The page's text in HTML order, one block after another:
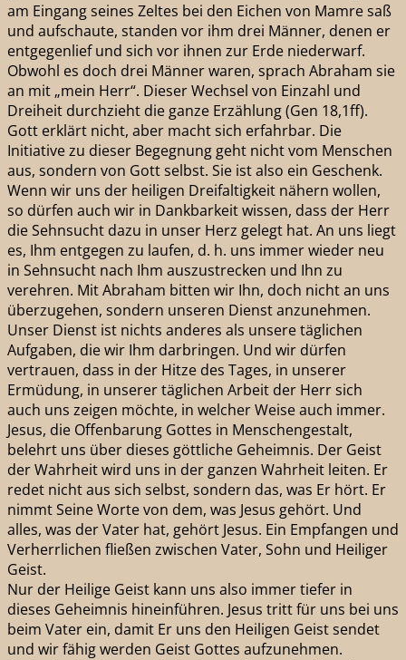
am Eingang seines Zeltes bei den Eichen von Mamre saß
und aufschaute, standen vor ihm drei Männer, denen er
entgegenlief und sich vor ihnen zur Erde niederwarf.
Obwohl es doch drei Männer waren, sprach Abraham sie
an mit „mein Herr“. Dieser Wechsel von Einzahl und
Dreiheit durchzieht die ganze Erzählung (Gen 18,1ff).
Gott erklärt nicht, aber macht sich erfahrbar. Die
Initiative zu dieser Begegnung geht nicht vom Menschen
aus, sondern von Gott selbst. Sie ist also ein Geschenk.
Wenn wir uns der heiligen Dreifaltigkeit nähern wollen,
so dürfen auch wir in Dankbarkeit wissen, dass der Herr
die Sehnsucht dazu in unser Herz gelegt hat. An uns liegt
es, Ihm entgegen zu laufen, d. h. uns immer wieder neu
in Sehnsucht nach Ihm auszustrecken und Ihn zu
verehren. Mit Abraham bitten wir Ihn, doch nicht an uns
überzugehen, sondern unseren Dienst anzunehmen.
Unser Dienst ist nichts anderes als unsere täglichen
Aufgaben, die wir Ihm darbringen. Und wir dürfen
vertrauen, dass in der Hitze des Tages, in unserer
Ermüdung, in unserer täglichen Arbeit der Herr sich
auch uns zeigen möchte, in welcher Weise auch immer.
Jesus, die Offenbarung Gottes in Menschengestalt,
belehrt uns über dieses göttliche Geheimnis. Der Geist
der Wahrheit wird uns in der ganzen Wahrheit leiten. Er
redet nicht aus sich selbst, sondern das, was Er hört. Er
nimmt Seine Worte von dem, was Jesus gehört. Und
alles, was der Vater hat, gehört Jesus. Ein Empfangen und
Verherrlichen fließen zwischen Vater, Sohn und Heiliger
Geist.
Nur der Heilige Geist kann uns also immer tiefer in
dieses Geheimnis hineinführen. Jesus tritt für uns bei uns
beim Vater ein, damit Er uns den Heiligen Geist sendet
und wir fähig werden Geist Gottes aufzunehmen.